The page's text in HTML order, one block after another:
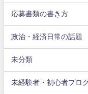
応募書類の書き方
政治・経済日常の話題
未分類
未経験者・初心者プロ